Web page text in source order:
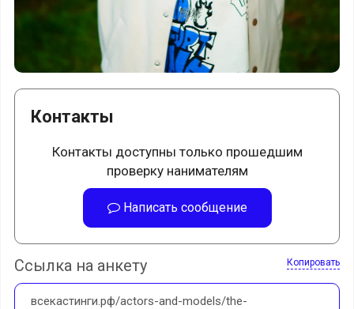
Контакты
Контакты доступны только прошедшим
проверку нанимателям
Написать сообщение
Ссылка на анкету Копировать
всекастинги.рф/actors-and-models/the-